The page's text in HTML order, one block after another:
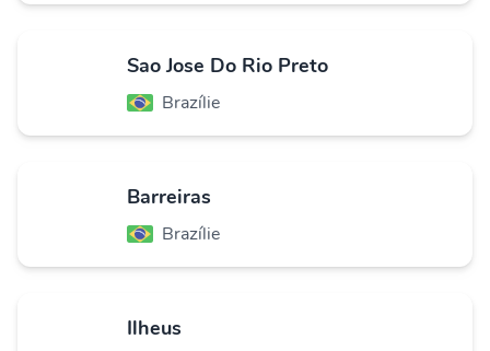
Sao Jose Do Rio Preto
Brazílie
Barreiras
Brazílie
Ilheus